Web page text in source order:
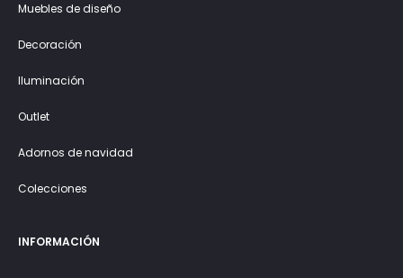
Muebles de diseño
Decoración
Iluminación
Outlet
Adornos de navidad
Colecciones
INFORMACIÓN